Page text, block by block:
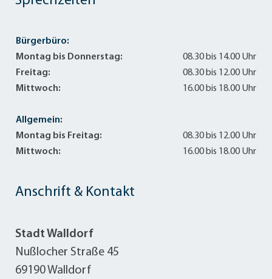
Anschrift & Kontakt
Stadt Walldorf
Nußlocher Straße 45
69190 Walldorf
Bürgerbüro:
Montag bis Donnerstag:
08.30 bis 14.00 Uhr
Freitag:
08.30 bis 12.00 Uhr
Mittwoch:
16.00 bis 18.00 Uhr
Allgemein:
Montag bis Freitag:
08.30 bis 12.00 Uhr
Mittwoch:
16.00 bis 18.00 Uhr